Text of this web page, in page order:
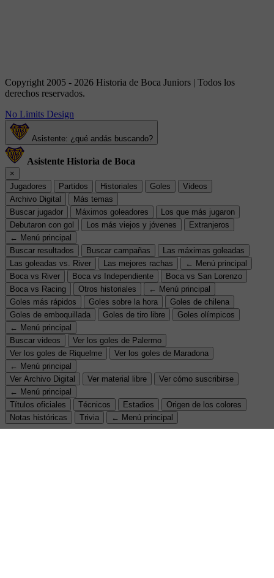
Copyright 2005 - 2026 Historia de Boca Juniors | Todos los
derechos reservados.
No Limits Design
Asistente: ¿qué andás buscando?
Asistente Historia de Boca
×
Jugadores
Partidos Historiales Goles
Videos
Archivo Digital
Más temas
Buscar jugador
Máximos goleadores
Los que más jugaron
Debutaron con gol
Los más viejos y jóvenes
Extranjeros
← Menú principal
Buscar resultados
Buscar campañas
Las máximas goleadas
Las goleadas vs. River
Las mejores rachas
← Menú principal
Boca vs River
Boca vs Independiente
Boca vs San Lorenzo
Boca vs Racing
Otros historiales
← Menú principal
Goles más rápidos
Goles sobre la hora
Goles de chilena
Goles de emboquillada
Goles de tiro libre
Goles olímpicos
← Menú principal
Buscar videos
Ver los goles de Palermo
Ver los goles de Riquelme
Ver los goles de Maradona
← Menú principal
Ver Archivo Digital
Ver material libre
Ver cómo suscribirse
← Menú principal
Títulos oficiales
Técnicos Estadios
Origen de los colores
Notas históricas
Trivia ← Menú principal